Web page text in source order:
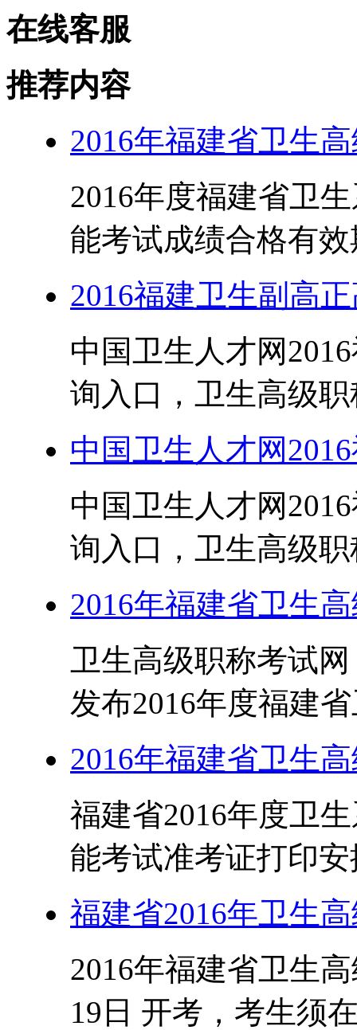
在线客服
推荐内容
2016年福建省卫生
2016年度福建省卫
能考试成绩合格有
2016福建卫生副高
中国卫生人才网
询入口，卫生高级职
中国卫生人才网
中国卫生人才网
询入口，卫生高级职
2016年福建省卫生
卫生高级职称考试
发布2016年度福建
2016年福建省卫生
福建省2016年度卫
能考试准考证打印
福建省2016年卫生
2016年福建省卫生
19日 开考，考生须